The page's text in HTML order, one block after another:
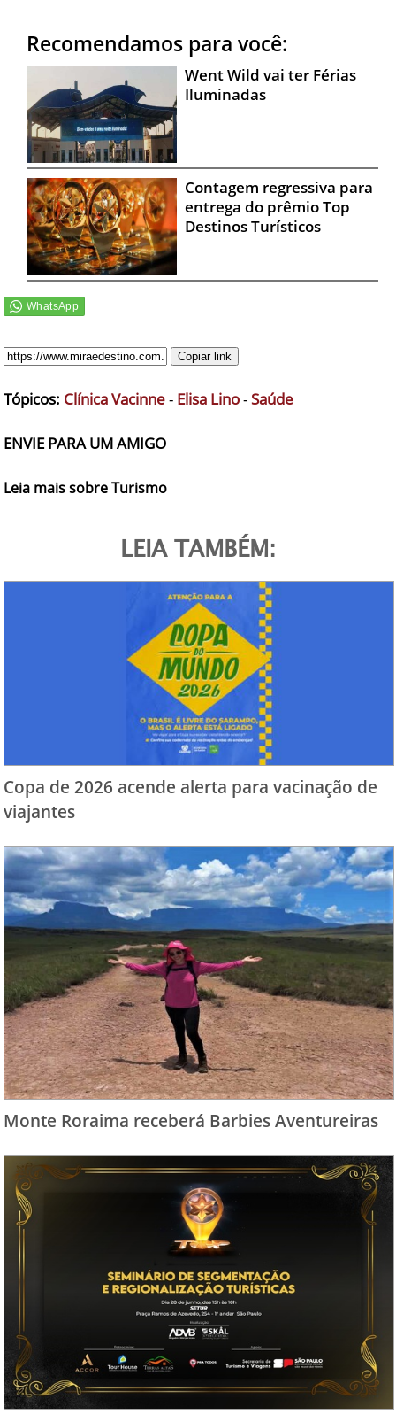
Recomendamos para você:
Went Wild vai ter Férias
Iluminadas
Contagem regressiva para
entrega do prêmio Top
Destinos Turísticos
Copiar link
Tópicos: Clínica Vacinne- Elisa Lino-Saúde
ENVIE PARA UM AMIGO
Leia mais sobre Turismo
LEIA TAMBÉM:
Copa de 2026 acende alerta para vacinação de
viajantes
Monte Roraima receberá Barbies Aventureiras